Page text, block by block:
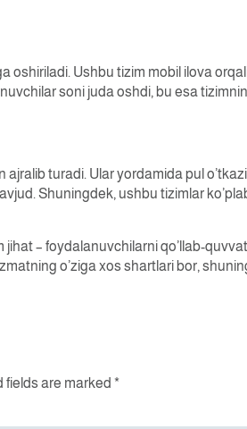
oshiriladi. Ushbu tizim mobil ilova
soni juda oshdi, bu esa
ajralib turadi. Ular yordamida pul
Shuningdek, ushbu tizimlar
– foydalanuvchilarni qo’llab-
o’ziga xos shartlari bor,
fields are marked *